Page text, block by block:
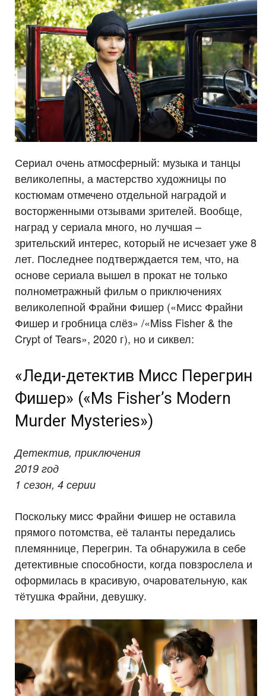
Сериал очень атмосферный: музыка и танцы
великолепны, а мастерство художницы по
костюмам отмечено отдельной наградой и
восторженными отзывами зрителей. Вообще,
наград у сериала много, но лучшая –
зрительский интерес, который не исчезает уже 8
лет. Последнее подтверждается тем, что, на
основе сериала вышел в прокат не только
полнометражный фильм о приключениях
великолепной Фрайни Фишер («Мисс Фрайни
Фишер и гробница слёз» /«Miss Fisher & the
Crypt of Tears», 2020 г), но и сиквел:
«Леди-детектив Мисс Перегрин
Фишер» («Ms Fisher’s Modern
Murder Mysteries»)
Детектив, приключения
2019 год
1 сезон, 4 серии
Поскольку мисс Фрайни Фишер не оставила
прямого потомства, её таланты передались
племяннице, Перегрин. Та обнаружила в себе
детективные способности, когда повзрослела и
оформилась в красивую, очаровательную, как
тётушка Фрайни, девушку.